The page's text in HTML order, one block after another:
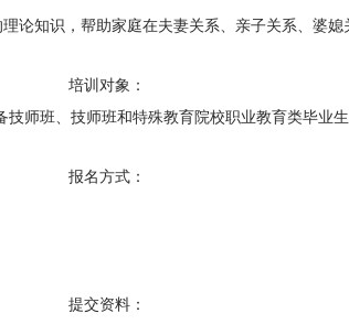
论知识，帮助家庭在夫妻关系、亲子关系、婆
培训对象：
师班、技师班和特殊教育院校职业教育类毕业
报名方式：
提交资料：